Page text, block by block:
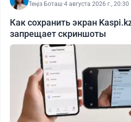
Теңіз Боташ·4 августа 2026 г., 20:30
Как сохранить экран
запрещает скриншоты